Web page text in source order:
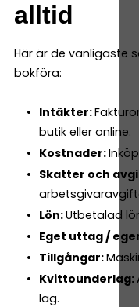
alltid
Här är de vanligaste
bokföra:
Intäkter:
butik eller online.
Kostnader:
Skatter och
Lön:Utbetalad
Eget uttag /
Tillgångar:
Kvittounderlag:
lag.